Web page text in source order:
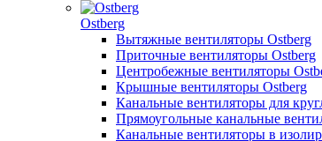
Ostberg
Вытяжные вентиляторы Ostberg
Приточные вентиляторы Ostberg
Центробежные вентиляторы
Крышные вентиляторы Ostberg
Канальные вентиляторы для
Прямоугольные канальные
Канальные вентиляторы в